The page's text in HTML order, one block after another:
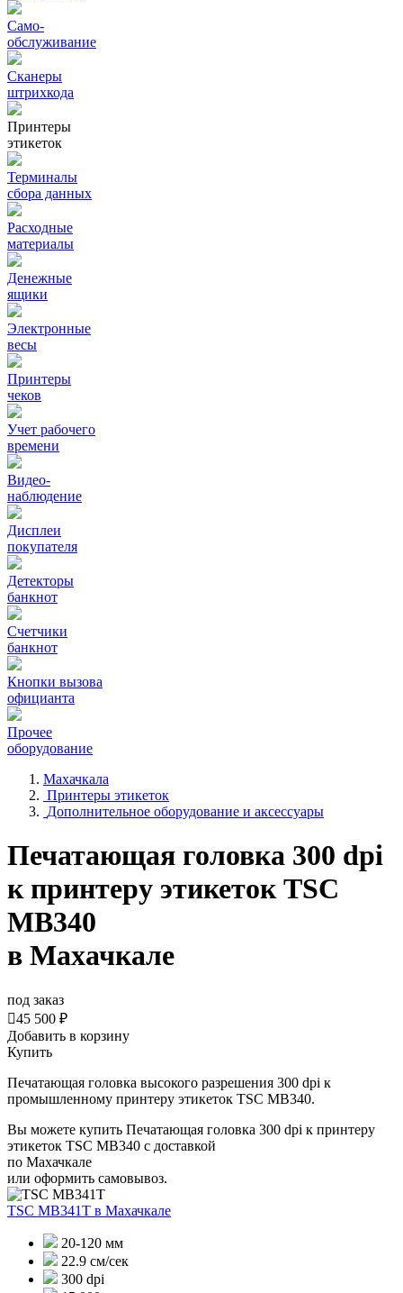
Само-
обслуживание
Сканеры
штрихкода
Принтеры
этикеток
Терминалы
сбора данных
Расходные
материалы
Денежные
ящики
Электронные
весы
Принтеры
чеков
Учет рабочего
времени
Видео‑
наблюдение
Дисплеи
покупателя
Детекторы
банкнот
Счетчики
банкнот
Кнопки вызова
официанта
Прочее
оборудование
Махачкала
Принтеры этикеток
Дополнительное оборудование и аксессуары
Печатающая головка 300 dpi
к принтеру этикеток TSC
MB340
в Махачкале
под заказ
45 500 ₽
Добавить в корзину
Купить
Печатающая головка высокого разрешения 300 dpi к
промышленному принтеру этикеток TSC MB340.
Вы можете купить Печатающая головка 300 dpi к принтеру
этикеток TSC MB340 с доставкой
по Махачкале
или оформить самовывоз.
TSC MB341T в Махачкале
20-120 мм
22.9 см/сек
300 dpi